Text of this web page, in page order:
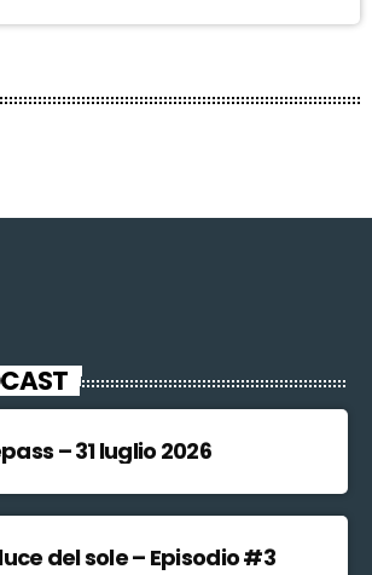
– 31 luglio 2026
del sole – Episodio #3